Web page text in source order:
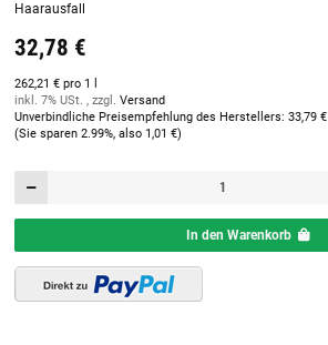
Haarausfall
32,78 €
262,21 € pro 1 l
inkl. 7% USt. , zzgl. Versand
Unverbindliche Preisempfehlung des Herstellers: 33,79 €
(Sie sparen 2.99%, also 1,01 €)
In den Warenkorb